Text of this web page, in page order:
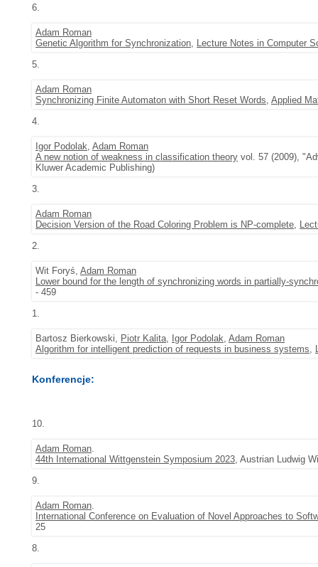
6.
Adam Roman
Genetic Algorithm for Synchronization, Lecture Notes in Computer
5.
Adam Roman
Synchronizing Finite Automaton with Short Reset Words, Applied
4.
Igor Podolak, Adam Roman
A new notion of weakness in classification theory vol. 57 (2009),
Kluwer Academic Publishing)
3.
Adam Roman
Decision Version of the Road Coloring Problem is NP-complete,
2.
Wit Foryś, Adam Roman
Lower bound for the length of synchronizing words in partially-
- 459
1.
Bartosz Bierkowski, Piotr Kalita, Igor Podolak, Adam Roman
Algorithm for intelligent prediction of requests in business systems,
Konferencje:
10.
Adam Roman.
44th International Wittgenstein Symposium 2023, Austrian Ludwig
9.
Adam Roman.
International Conference on Evaluation of Novel Approaches to
25
8.